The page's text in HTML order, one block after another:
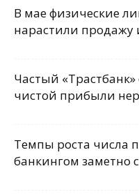
В мае физические
нарастили
Частый
чистой прибыли
Темпы роста числа
банкингом заметно